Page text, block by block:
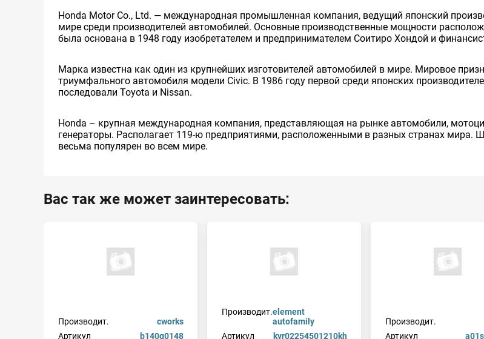
Honda Motor Co., Ltd. — международная промышленная компания, ведущий японский
мире среди производителей автомобилей. Основные производственные мощности
была основана в 1948 году изобретателем и предпринимателем Соитиро Хондой и
Марка известна как один из крупнейших изготовителей автомобилей в мире. Мировое
триумфального автомобиля модели Civic. В 1986 году первой среди японских
последовали Toyota и Nissan.
Honda – крупная международная компания, представляющая на рынке автомобили,
генераторы. Располагает 119-ю предприятиями, расположенными в разных странах мира.
весьма популярен во всем мире.
Вас так же может заинтересовать:
Производит.
cworks
Артикул
b140g0148
Производит.element
autofamily
Артикул
kvr02254501210kh
Производит.
Артикул